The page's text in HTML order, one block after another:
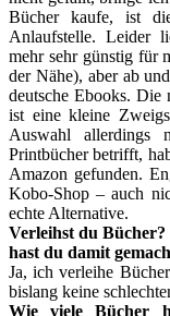
Bücher kaufe, ist
Anlaufstelle. Leider
mehr sehr günstig für
der Nähe), aber ab
deutsche Ebooks. Die
ist eine kleine
Auswahl allerdings
Printbücher betrifft,
Amazon gefunden.
Kobo-Shop – auch
echte Alternative.
Verleihst du
hast du damit
Ja, ich verleihe
bislang keine
Wie viele Bücher